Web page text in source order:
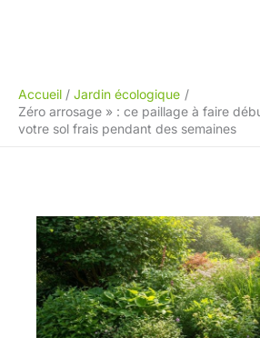
Accueil
Jardin écologique
Zéro arrosage » : ce paillage à faire
votre sol frais pendant des semaines